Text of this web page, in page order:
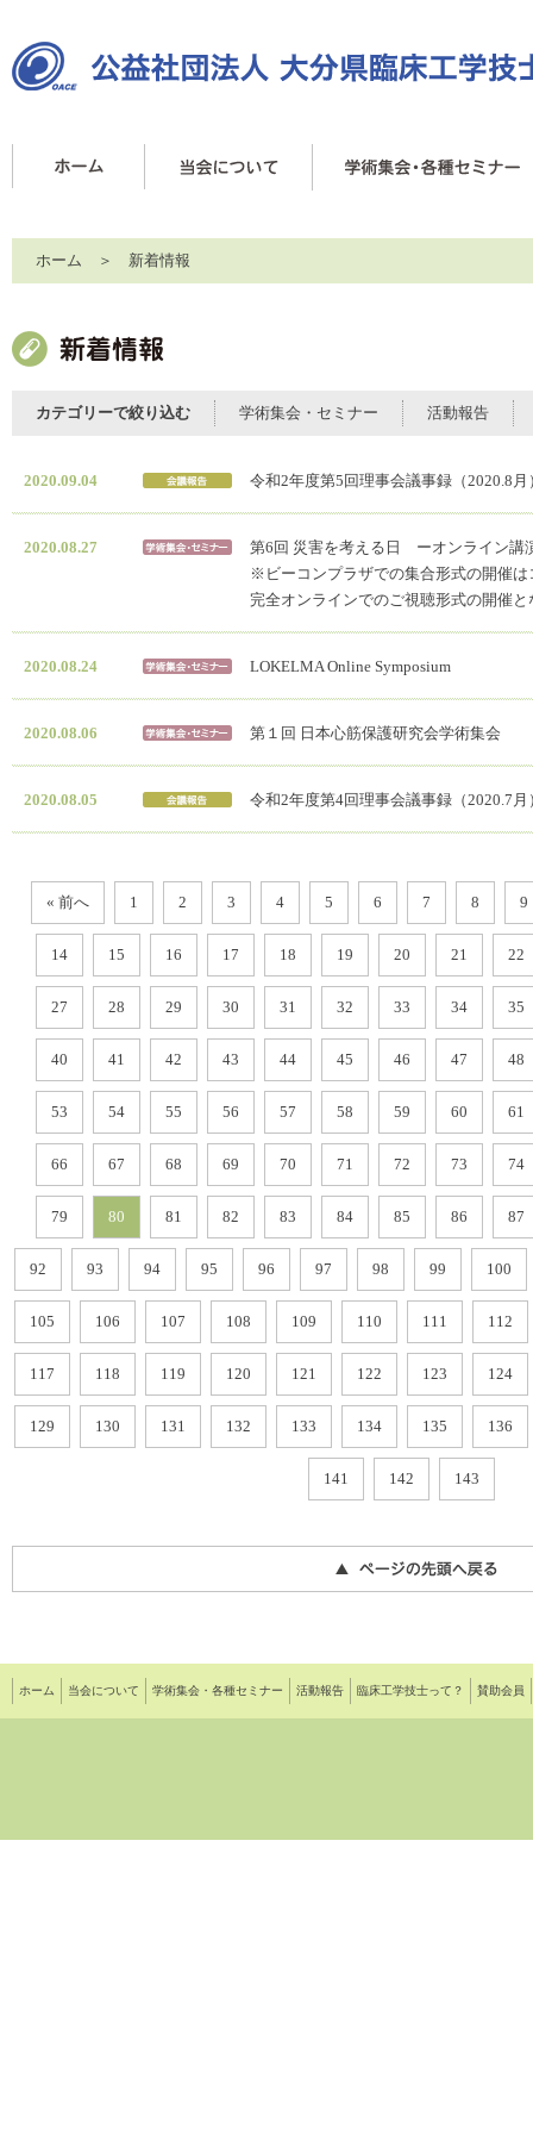
ホーム ＞ 新着情報
カテゴリーで絞り込む 学術集会・セミナー 活動報告
2020.09.04 令和2年度第5回理事会議事録（2020.8月
2020.08.27
第6回 災害を考える日 ーオンライン講
※ビーコンプラザでの集合形式の開催
完全オンラインでのご視聴形式の開催と
2020.08.24 LOKELMA Online Symposium
2020.08.06 第１回 日本心筋保護研究会学術集会
2020.08.05 令和2年度第4回理事会議事録（2020.7月
« 前へ 1 2 3 4 5 6 7 8 9
14 15 16 17 18 19 20 21 22
27 28 29 30 31 32 33 34 35
40 41 42 43 44 45 46 47 48
53 54 55 56 57 58 59 60 61
66 67 68 69 70 71 72 73 74
79 80 81 82 83 84 85 86 87
92 93 94 95 96 97 98 99 100
105 106 107 108 109 110 111 112
117 118 119 120 121 122 123 124
129 130 131 132 133 134 135 136
141 142 143
ホーム 当会について 学術集会・各種セミナー 活動報告 臨床工学技士って？ 賛助会員